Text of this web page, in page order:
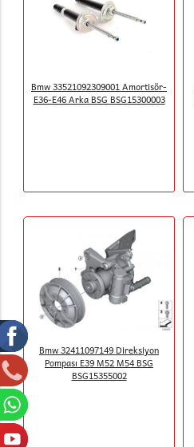
Bmw 33521092309001 Amortisör-
E36-E46 Arka BSG BSG15300003
Bmw 32411097149 Direksiyon
Pompası E39 M52 M54 BSG
BSG15355002